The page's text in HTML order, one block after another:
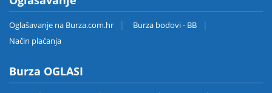
Oglašavanje na Burza.com.hr
Burza bodovi - BB
Način plaćanja
Burza OGLASI